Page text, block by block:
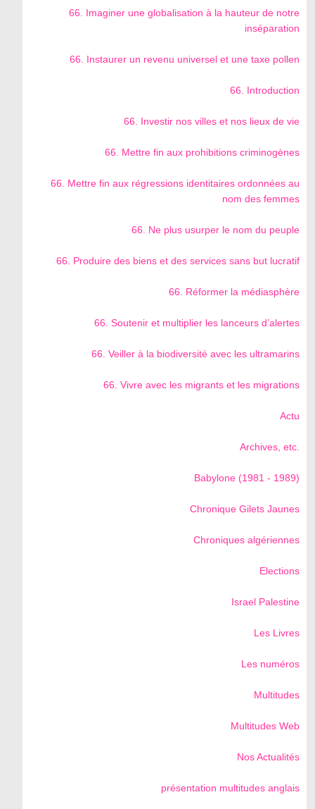
66. Imaginer une globalisation à la hauteur de notre
inséparation
66. Instaurer un revenu universel et une taxe pollen
66. Introduction
66. Investir nos villes et nos lieux de vie
66. Mettre fin aux prohibitions criminogènes
66. Mettre fin aux régressions identitaires ordonnées au
nom des femmes
66. Ne plus usurper le nom du peuple
66. Produire des biens et des services sans but lucratif
66. Réformer la médiasphère
66. Soutenir et multiplier les lanceurs d’alertes
66. Veiller à la biodiversité avec les ultramarins
66. Vivre avec les migrants et les migrations
Actu
Archives, etc.
Babylone (1981 - 1989)
Chronique Gilets Jaunes
Chroniques algériennes
Elections
Israel Palestine
Les Livres
Les numéros
Multitudes
Multitudes Web
Nos Actualités
présentation multitudes anglais